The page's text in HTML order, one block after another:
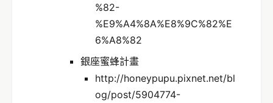
%82-
%E9%A4%8A%E8%9C%82%E
6%A8%82
銀座蜜蜂計畫
http://honeypupu.pixnet.net/bl
og/post/5904774-